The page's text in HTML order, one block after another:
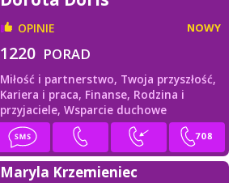
OPINIE NOWY
1220 PORAD
Miłość i partnerstwo, Twoja przyszłość,
Kariera i praca, Finanse, Rodzina i
przyjaciele, Wsparcie duchowe
Maryla Krzemieniec